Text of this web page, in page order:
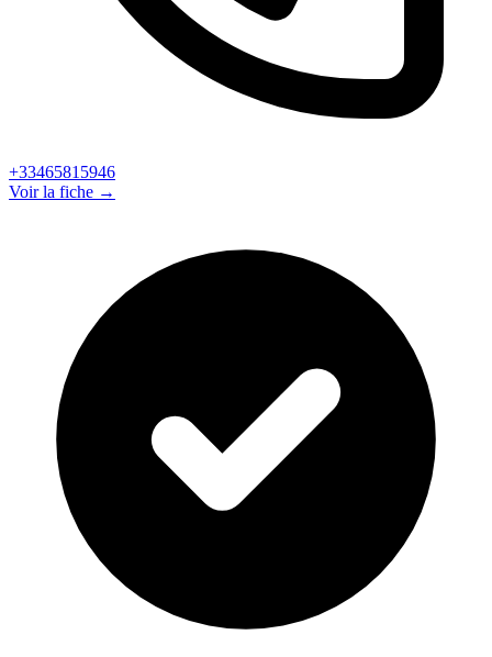
+33465815946
Voir la fiche →